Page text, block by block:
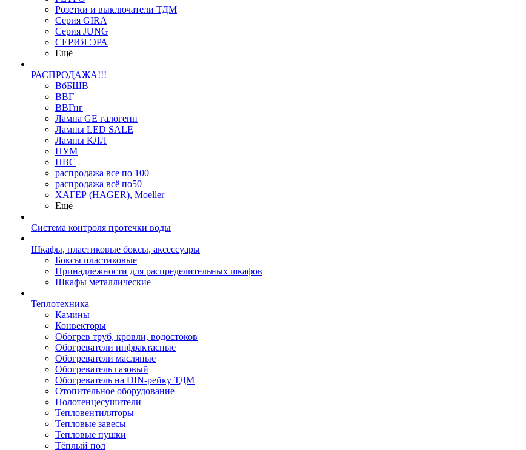
Розетки и выключатели ТДМ
Серия GIRA
Серия JUNG
СЕРИЯ ЭРА
Ещё
РАСПРОДАЖА!!!
ВбБШВ
ВВГ
ВВГнг
Лампа GE галогенн
Лампы LED SALE
Лампы КЛЛ
НУМ
ПВС
распродажа все по 100
распродажа всё по50
ХАГЕР (HAGER), Moeller
Ещё
Система контроля протечки воды
Шкафы, пластиковые боксы, аксессуары
Боксы пластиковые
Принадлежности для распределительных шкафов
Шкафы металлические
Теплотехника
Камины
Конвекторы
Обогрев труб, кровли, водостоков
Обогреватели инфрактасные
Обогреватели масляные
Обогреватель газовый
Обогреватель на DIN-рейку ТДМ
Отопительное оборудование
Полотенцесушители
Тепловентиляторы
Тепловые завесы
Тепловые пушки
Тёплый пол